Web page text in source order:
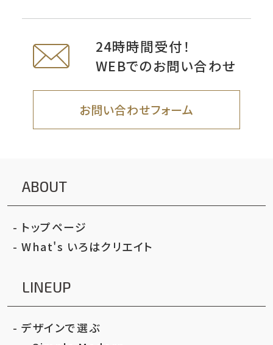
24時時間受付！
WEBでのお問い合わせ
お問い合わせフォーム
ABOUT
トップページ
What's いろはクリエイト
LINEUP
デザインで選ぶ